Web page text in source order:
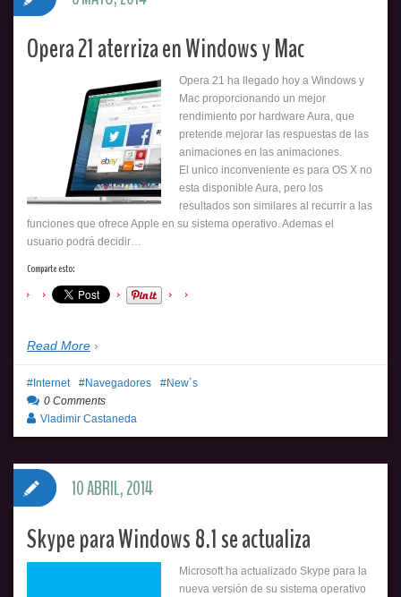
Opera 21 aterriza en Windows y Mac
Opera 21 ha llegado hoy a Windows y
Mac proporcionando un mejor
rendimiento por hardware Aura, que
pretende mejorar las respuestas de las
animaciones en las animaciones.
El unico inconveniente es para OS X no
esta disponible Aura, pero los
resultados son similares al recurrir a las
funciones que ofrece Apple en su sistema operativo. Ademas el
usuario podrá decidir…
Comparte esto:
Read More
Internet Navegadores
New´s
0 Comments
Vladimir Castaneda
Skype para Windows 8.1 se actualiza
Microsoft ha actualizado Skype para la
nueva versión de su sistema operativo
10 ABRIL, 2014